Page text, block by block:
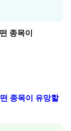
종목이
종목이 유망할